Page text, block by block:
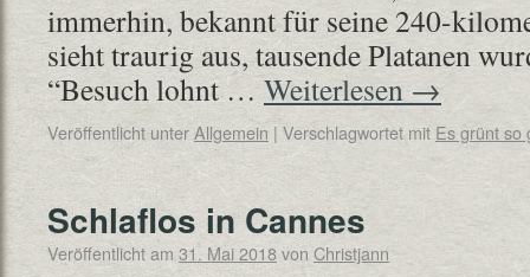
immerhin, bekannt für seine 240-
sieht traurig aus, tausende Platanen
“Besuch lohnt … Weiterlesen →
Veröffentlicht unterAllgemein | Verschlagwortet mit Es grünt so
Schlaflos in Cannes
Veröffentlicht am 31. Mai 2018von Christjann